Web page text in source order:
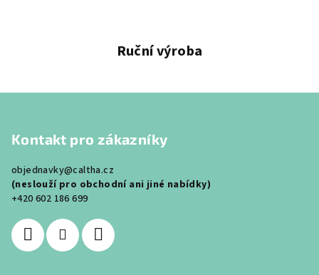
Ruční výroba
Kontakt pro zákazníky
objednavky@caltha.cz
(neslouží pro obchodní ani jiné nabídky)
+420 602 186 699